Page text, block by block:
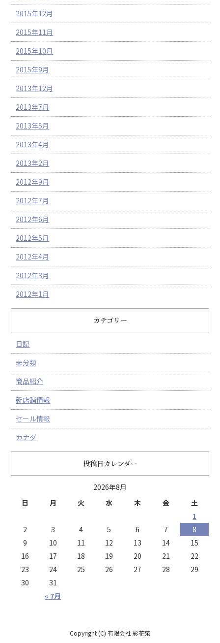
2015年12月
2015年11月
2015年10月
2015年9月
2013年12月
2013年7月
2013年5月
2013年4月
2013年2月
2012年9月
2012年7月
2012年6月
2012年5月
2012年4月
2012年3月
2012年1月
カテゴリー
日記
未分類
商品紹介
新店舗情報
セール情報
カナダ
投稿日カレンダー
2026年8月
日
月 火 水 木 金 土
« 7月
1
2
3 4 5 6 7
8
9
10 11 12 13 14
15
16
17 18 19 20 21
22
23
24 25 26 27 28
29
30
31
Copyright (C) 有限会社 彩花苑